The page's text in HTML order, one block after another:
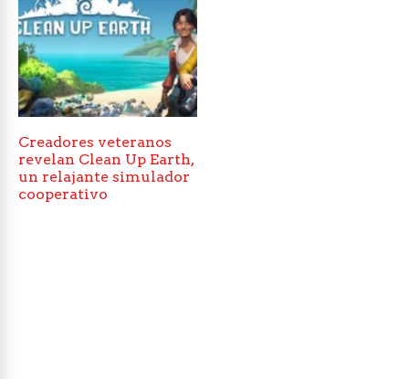
Creadores veteranos
revelan Clean Up Earth,
un relajante simulador
cooperativo